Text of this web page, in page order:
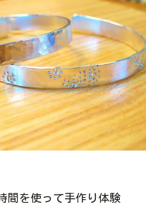
間を使って手作り体験